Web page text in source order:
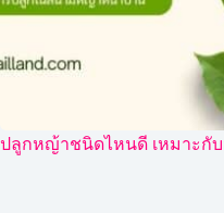
ปลูกหญ้าชนิดไหนดี เหมาะกั